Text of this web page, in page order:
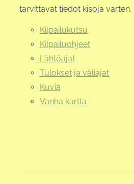
tarvittavat tiedot kisoja varten.
Kilpailukutsu
Kilpailuohjeet
Lähtöajat
Tulokset ja väliajat
Kuvia
Vanha kartta